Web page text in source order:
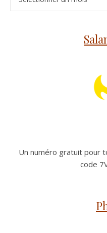
Un numéro gratuit pour
code